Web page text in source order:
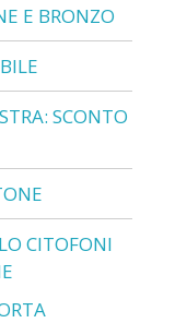
E BRONZO
SCONTO
CITOFONI